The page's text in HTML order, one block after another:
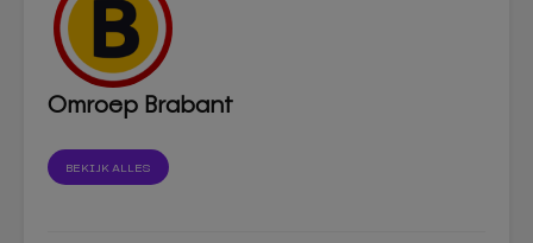
Omroep Brabant
BEKIJK ALLES